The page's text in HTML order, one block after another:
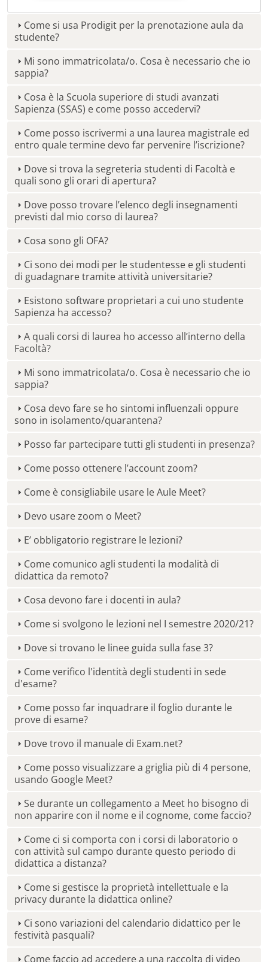
Come si usa Prodigit per la prenotazione aula da
studente?
Mi sono immatricolata/o. Cosa è necessario che io
sappia?
Cosa è la Scuola superiore di studi avanzati
Sapienza (SSAS) e come posso accedervi?
Come posso iscrivermi a una laurea magistrale ed
entro quale termine devo far pervenire l’iscrizione?
Dove si trova la segreteria studenti di Facoltà e
quali sono gli orari di apertura?
Dove posso trovare l’elenco degli insegnamenti
previsti dal mio corso di laurea?
Cosa sono gli OFA?
Ci sono dei modi per le studentesse e gli studenti
di guadagnare tramite attività universitarie?
Esistono software proprietari a cui uno studente
Sapienza ha accesso?
A quali corsi di laurea ho accesso all’interno della
Facoltà?
Mi sono immatricolata/o. Cosa è necessario che io
sappia?
Cosa devo fare se ho sintomi influenzali oppure
sono in isolamento/quarantena?
Posso far partecipare tutti gli studenti in presenza?
Come posso ottenere l’account zoom?
Come è consigliabile usare le Aule Meet?
Devo usare zoom o Meet?
E’ obbligatorio registrare le lezioni?
Come comunico agli studenti la modalità di
didattica da remoto?
Cosa devono fare i docenti in aula?
Come si svolgono le lezioni nel I semestre 2020/21?
Dove si trovano le linee guida sulla fase 3?
Come verifico l'identità degli studenti in sede
d'esame?
Come posso far inquadrare il foglio durante le
prove di esame?
Dove trovo il manuale di Exam.net?
Come posso visualizzare a griglia più di 4 persone,
usando Google Meet?
Se durante un collegamento a Meet ho bisogno di
non apparire con il nome e il cognome, come faccio?
Come ci si comporta con i corsi di laboratorio o
con attività sul campo durante questo periodo di
didattica a distanza?
Come si gestisce la proprietà intellettuale e la
privacy durante la didattica online?
Ci sono variazioni del calendario didattico per le
festività pasquali?
Come faccio ad accedere a una raccolta di video